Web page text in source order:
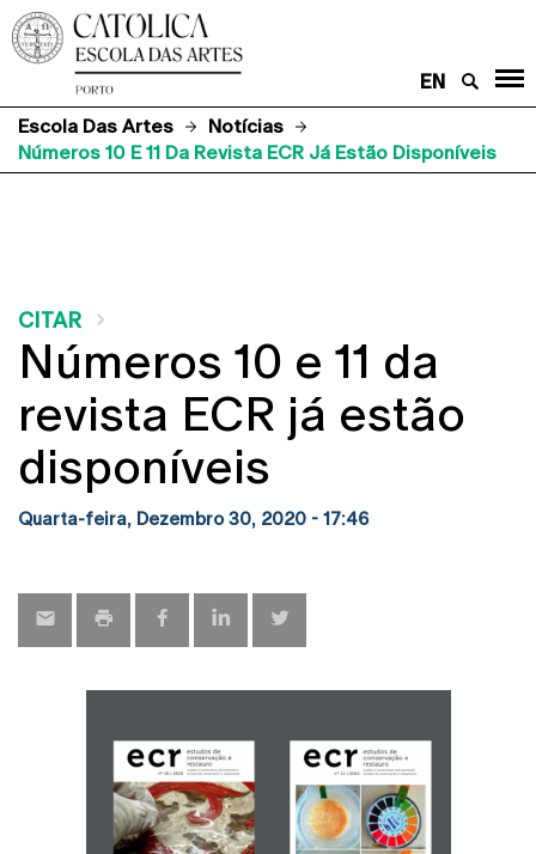
EN
Escola Das Artes
Notícias
Números 10 E 11 Da Revista ECR Já Estão Disponíveis
CITAR
Números 10 e 11 da
revista ECR já estão
disponíveis
Quarta-feira, Dezembro 30, 2020 - 17:46